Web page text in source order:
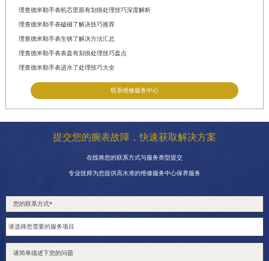
理查德米勒手表机芯里面有划痕处理技巧深度解析
理查德米勒手表磕碰了解决技巧推荐
理查德米勒手表生锈了解决方法汇总
理查德米勒手表表盘有划痕处理技巧盘点
理查德米勒手表进水了处理技巧大全
联系维修服务中心
提交您的腕表故障，快速获取解决方案
在线将您的联系方式与服务类型提交
专业技师为您提供高水准的维修服务中心保养服务